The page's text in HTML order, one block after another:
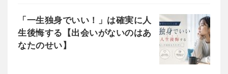
「一生独身でいい！」は確実に人
生後悔する【出会いがないのはあ
なたのせい】